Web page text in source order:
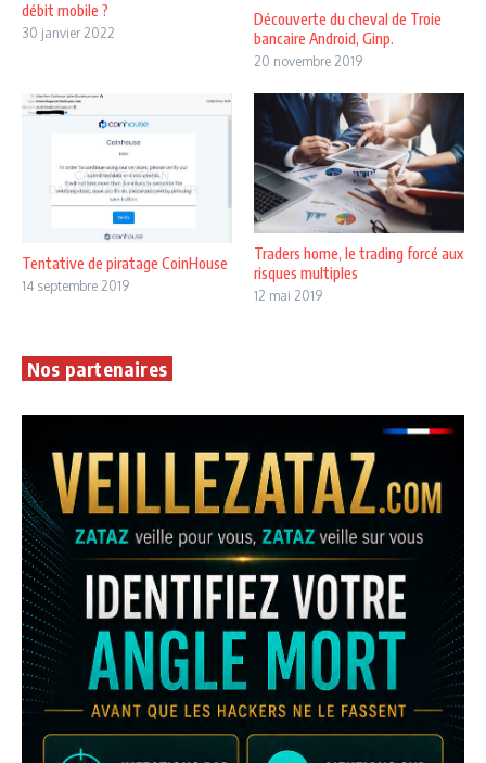
débit mobile ?
30 janvier 2022
Découverte du cheval de Troie
bancaire Android, Ginp.
20 novembre 2019
Tentative de piratage CoinHouse
14 septembre 2019
Traders home, le trading forcé aux
risques multiples
12 mai 2019
Nos partenaires